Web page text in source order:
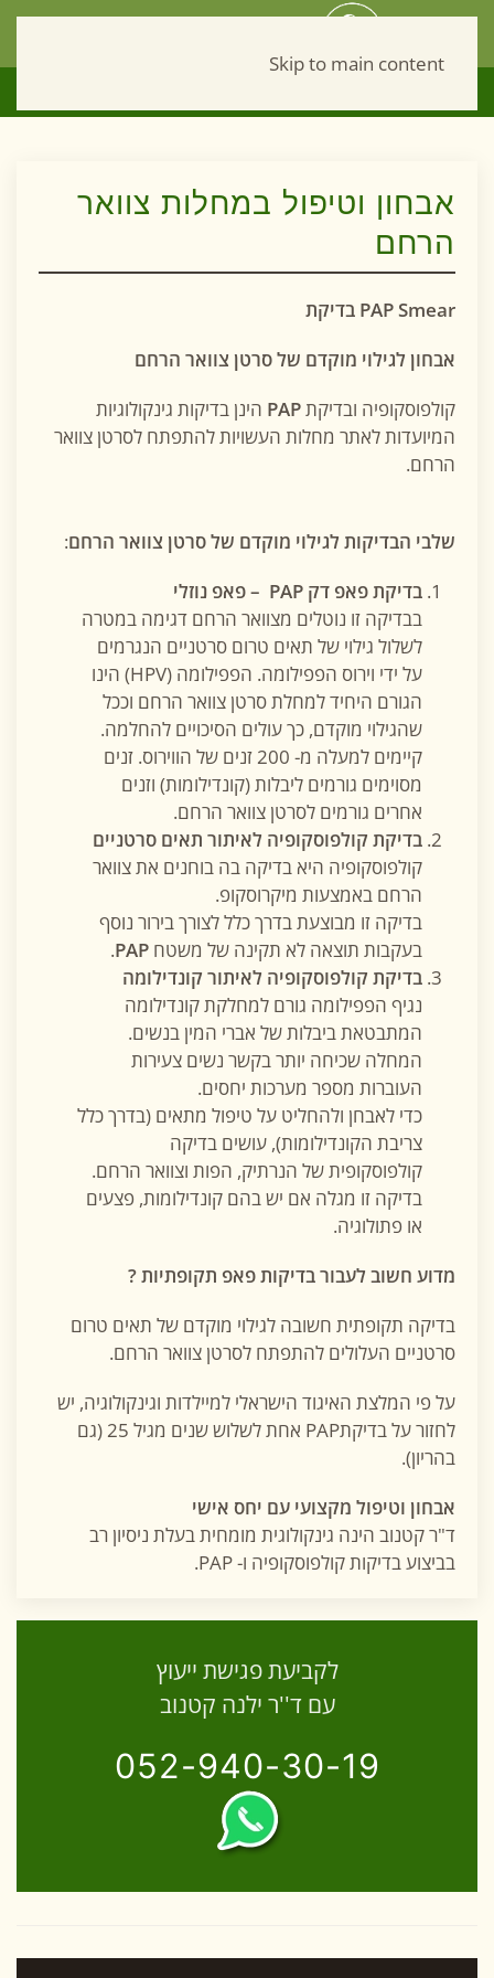
Skip to main content
אבחון וטיפול במחלות צוואר
הרחם
PAP Smear בדיקת
אבחון לגילוי מוקדם של סרטן צוואר הרחם
קולפוסקופיה ובדיקתPAP הינן בדיקות גינקולוגיות
המיועדות לאתר מחלות העשויות להתפתח לסרטן צוואר
הרחם.
שלבי הבדיקות לגילוי מוקדם של סרטן צוואר הרחם:
בדיקת פאפ דק PAP – פאפ נוזלי
בבדיקה זו נוטלים מצוואר הרחם דגימה במטרה
לשלול גילוי של תאים טרום סרטניים הנגרמים
על ידי וירוס הפפילומה. הפפילומה (HPV) הינו
הגורם היחיד למחלת סרטן צוואר הרחם וככל
שהגילוי מוקדם, כך עולים הסיכויים להחלמה.
קיימים למעלה מ- 200 זנים של הווירוס. זנים
מסוימים גורמים ליבלות (קונדילומות) וזנים
אחרים גורמים לסרטן צוואר הרחם.
בדיקת קולפוסקופיה לאיתור תאים סרטניים
קולפוסקופיה היא בדיקה בה בוחנים את צוואר
הרחם באמצעות מיקרוסקופ.
בדיקה זו מבוצעת בדרך כלל לצורך בירור נוסף
בעקבות תוצאה לא תקינה של משטח PAP
.
בדיקת קולפוסקופיה לאיתור קונדילומה
נגיף הפפילומה גורם למחלקת קונדילומה
המתבטאת ביבלות של אברי המין בנשים.
המחלה שכיחה יותר בקשר נשים צעירות
העוברות מספר מערכות יחסים.
כדי לאבחן ולהחליט על טיפול מתאים (בדרך כלל
צריבת הקונדילומות), עושים בדיקה
קולפוסקופית של הנרתיק, הפות וצוואר הרחם.
בדיקה זו מגלה אם יש בהם קונדילומות, פצעים
או פתולוגיה.
מדוע חשוב לעבור בדיקות פאפ תקופתיות ?
בדיקה תקופתית חשובה לגילוי מוקדם של תאים טרום
סרטניים העלולים להתפתח לסרטן צוואר הרחם.
על פי המלצת האיגוד הישראלי למיילדות וגינקולוגיה, יש
לחזור על בדיקתPAP אחת לשלוש שנים מגיל 25 (גם
בהריון).
אבחון וטיפול מקצועי עם יחס אישי
ד"ר קטנוב הינה גינקולוגית מומחית בעלת ניסיון רב
בביצוע בדיקות קולפוסקופיה ו- PAP.
לקביעת פגישת ייעוץ
עם ד''ר ילנה קטנוב
052-940-30-19